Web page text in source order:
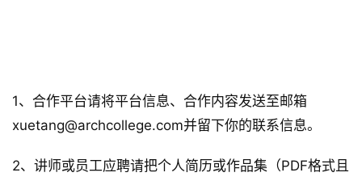
1、合作平台请将平台信息、合作内容发送至邮箱
xuetang@archcollege.com并留下你的联系信息。
2、讲师或员工应聘请把个人简历或作品集（PDF格式且